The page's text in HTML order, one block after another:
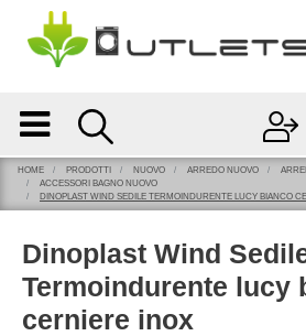
Open menu
HOME PRODOTTI NUOVO ARREDO NUOVO
ACCESSORI BAGNO NUOVO
DINOPLAST WIND SEDILE TERMOINDURENTE LUCY BIANCO
Dinoplast Wind
Termoindurente lucy
cerniere inox